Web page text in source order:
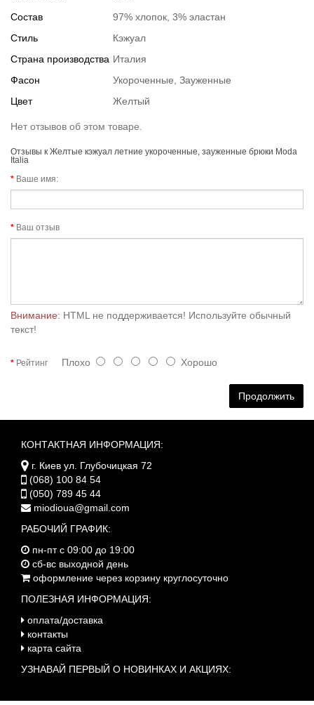
Состав
97% хлопок, 3% эластан
Стиль
Кэжуал
Страна производства Италия
Фасон
Укороченные, Зауженные
Цвет
Желтый
Нет отзывов об этом товаре.
Отзывы к Желтые кэжуал летние укороченные, зауженные брюки Moda
Italia
Ваше имя:
Ваш отзыв
Внимание: HTML не поддерживается! Используйте обычный
текст!
Рейтинг Плохо Хорошо
Продолжить
КОНТАКТНАЯ ИНФОРМАЦИЯ:
г. Киев ул. Глубочицкая 72
(068) 100 84 54
(050) 789 45 44
miodioua@gmail.com
РАБОЧИЙ ГРАФИК:
пн-пт с 09:00 до 19:00
сб-вс выходной день
оформление через корзину круглосуточно
ПОЛЕЗНАЯ ИНФОРМАЦИЯ:
оплата/доставка
контакты
карта сайта
УЗНАВАЙ ПЕРВЫЙ О НОВИНКАХ И АКЦИЯХ: